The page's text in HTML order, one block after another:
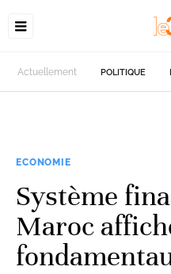
Actuellement POLITIQUE
ECONOMIE
Système
Maroc